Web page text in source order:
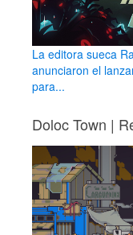
La editora sueca
anunciaron el
para...
Doloc Town |